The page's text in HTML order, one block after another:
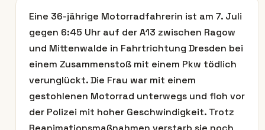
Eine 36-jährige Motorradfahrerin ist am 7. Juli
gegen 6:45 Uhr auf der A13 zwischen Ragow
und Mittenwalde in Fahrtrichtung Dresden bei
einem Zusammenstoß mit einem Pkw tödlich
verunglückt. Die Frau war mit einem
gestohlenen Motorrad unterwegs und floh vor
der Polizei mit hoher Geschwindigkeit. Trotz